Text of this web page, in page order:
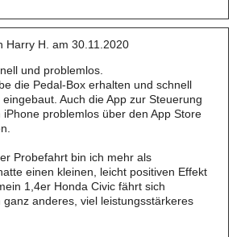
Harry H. am 30.11.2020
und problemlos.
die Pedal-Box erhalten und schnell
Auch die App zur Steuerung
iPhone problemlos über den App Store
Probefahrt bin ich mehr als
einen kleinen, leicht positiven Effekt
1,4er Honda Civic fährt sich
ganz anderes, viel leistungsstärkeres